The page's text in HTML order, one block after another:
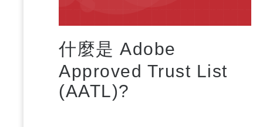
什麼是 Adobe
Approved Trust List
(AATL)?